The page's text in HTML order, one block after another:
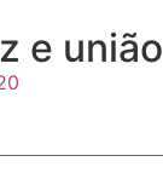
e